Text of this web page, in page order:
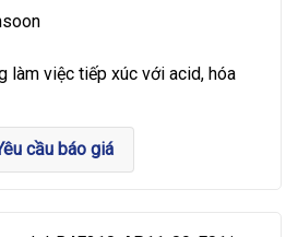
làm việc tiếp xúc với acid, hóa
cầu báo giá